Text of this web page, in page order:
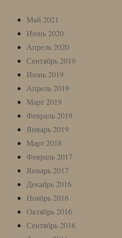
Май 2021
Июнь 2020
Апрель 2020
Сентябрь 2019
Июнь 2019
Апрель 2019
Март 2019
Февраль 2019
Январь 2019
Март 2018
Февраль 2017
Январь 2017
Декабрь 2016
Ноябрь 2016
Октябрь 2016
Сентябрь 2016